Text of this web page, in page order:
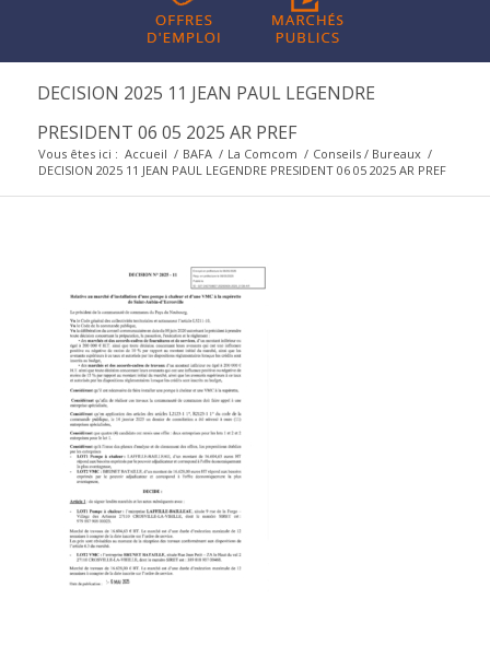
DECISION 2025 11 JEAN PAUL LEGENDRE
PRESIDENT 06 05 2025 AR PREF
Vous êtes ici : Accueil / BAFA / La Comcom / Conseils / Bureaux /
DECISION 2025 11 JEAN PAUL LEGENDRE PRESIDENT 06 05 2025 AR PREF